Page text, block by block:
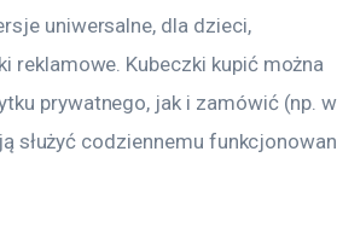
uniwersalne, dla dzieci,
reklamowe. Kubeczki kupić można
prywatnego, jak i zamówić (np. w
służyć codziennemu